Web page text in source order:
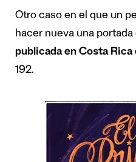
Otro caso en el que un
hacer nueva una portada
publicada en Costa
192.